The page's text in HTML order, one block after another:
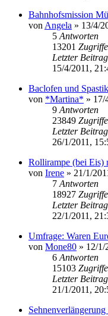
Bahnhofsmission
von Angela » 13/4/
5 Antworten
13201 Zugriffe
Letzter Beitrag
15/4/2011,
Baclofen und Spastik
von *Martina* » 17/
9 Antworten
23849 Zugriffe
Letzter Beitrag
26/1/2011,
Rollirampe (bei Eis)
von Irene » 21/1/
7 Antworten
18927 Zugriffe
Letzter Beitrag
22/1/2011,
Umfrage: Waren
von Mone80 » 12/1/
6 Antworten
15103 Zugriffe
Letzter Beitrag
21/1/2011,